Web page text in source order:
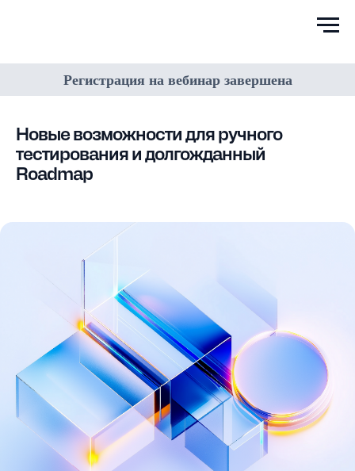
Регистрация на вебинар завершена
Новые возможности для ручного
тестирования и долгожданный
Roadmap